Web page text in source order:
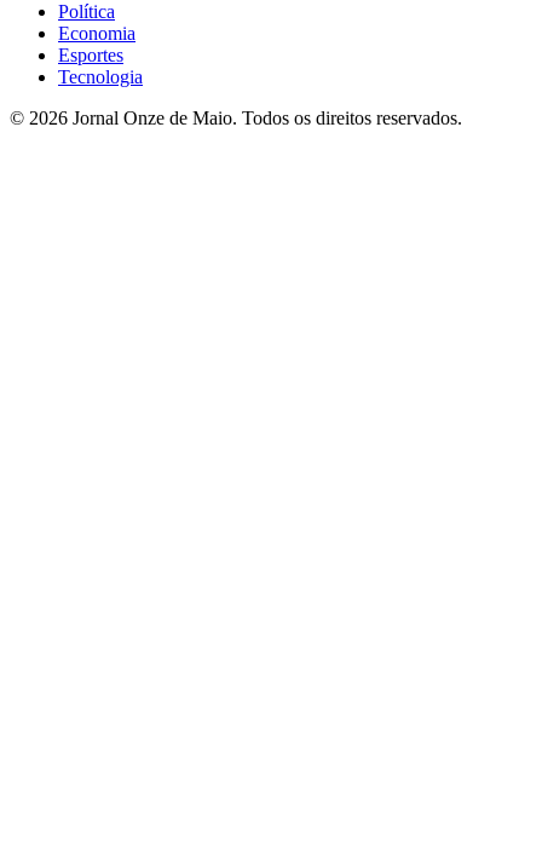
Política
Economia
Esportes
Tecnologia
© 2026 Jornal Onze de Maio. Todos os direitos reservados.